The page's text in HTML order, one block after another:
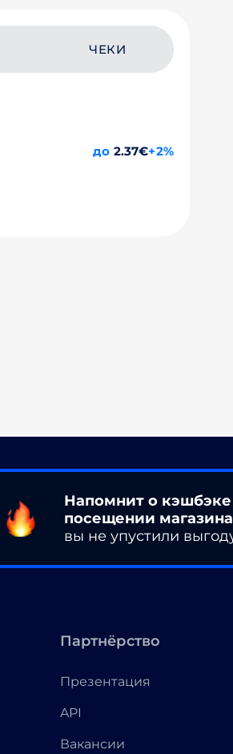
ЧЕКИ
до 2.37€+2%
Напомнит о
посещении
вы не упустили
Партнёрство
Презентация
API
Вакансии